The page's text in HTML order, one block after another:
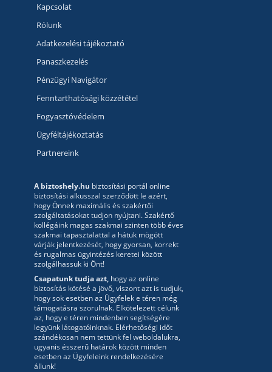
Kapcsolat
Rólunk
Adatkezelési tájékoztató
Panaszkezelés
Pénzügyi Navigátor
Fenntarthatósági közzététel
Fogyasztóvédelem
Ügyféltájékoztatás
Partnereink
A biztoshely.hu biztosítási portál online
biztosítási alkusszal szerződött le azért,
hogy Önnek maximális és szakértői
szolgáltatásokat tudjon nyújtani. Szakértő
kollégáink magas szakmai szinten több éves
szakmai tapasztalattal a hátuk mögött
várják jelentkezését, hogy gyorsan, korrekt
és rugalmas ügyintézés keretei között
szolgálhassuk ki Önt!
Csapatunk tudja azt, hogy az online
biztosítás kötésé a jövő, viszont azt is tudjuk,
hogy sok esetben az Ügyfelek e téren még
támogatásra szorulnak. Elkötelezett célunk
az, hogy e téren mindenben segítségére
legyünk látogatóinknak. Elérhetőségi időt
szándékosan nem tettünk fel weboldalukra,
ugyanis ésszerű határok között minden
esetben az Ügyfeleink rendelkezésére
állunk!